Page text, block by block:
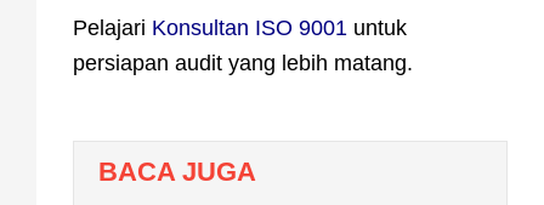
Pelajari Konsultan ISO 9001 untuk
persiapan audit yang lebih matang.
BACA JUGA